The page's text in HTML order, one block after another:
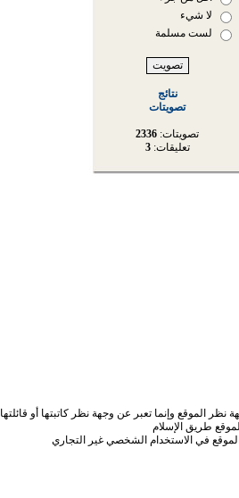
لا شيء
لست مسلمة
نتائج
تصويتات
تصويتات: 2336
تعليقات:3
الموقع وإنما تعبر عن وجهة نظر كاتبتها أو قائلتها
طريق الإسلام
في الاستخدام الشخصي غير التجاري